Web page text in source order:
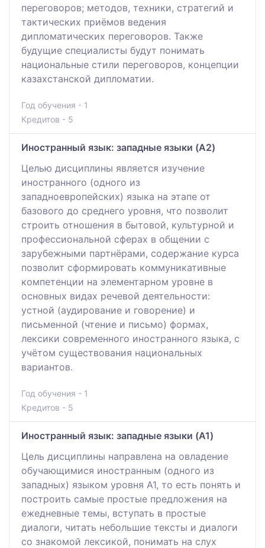
переговоров; методов, техники, стратегий и
тактических приёмов ведения
дипломатических переговоров. Также
будущие специалисты будут понимать
национальные стили переговоров, концепции
казахстанской дипломатии.
Год обучения - 1
Кредитов - 5
Иностранный язык: западные языки (A2)
Целью дисциплины является изучение
иностранного (одного из
западноевропейских) языка на этапе от
базового до среднего уровня, что позволит
строить отношения в бытовой, культурной и
профессиональной сферах в общении с
зарубежными партнёрами, содержание курса
позволит сформировать коммуникативные
компетенции на элементарном уровне в
основных видах речевой деятельности:
устной (аудирование и говорение) и
письменной (чтение и письмо) формах,
лексики современного иностранного языка, с
учётом существования национальных
вариантов.
Год обучения - 1
Кредитов - 5
Иностранный язык: западные языки (A1)
Цель дисциплины направлена на овладение
обучающимися иностранным (одного из
западных) языком уровня А1, то есть понять и
построить самые простые предложения на
ежедневные темы, вступать в простые
диалоги, читать небольшие тексты и диалоги
со знакомой лексикой, понимать на слух